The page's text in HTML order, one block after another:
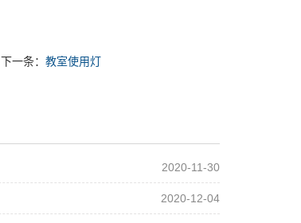
下一条：教室使用灯
2020-11-30
2020-12-04